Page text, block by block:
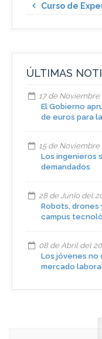
Curso de
ÚLTIMAS
17 de Noviembre
El Gobierno
de euros para la
15 de Noviembre
Los ingenieros
demandados
28 de Junio del
Robots, drones
campus
08 de Abril del
Los jóvenes no
mercado